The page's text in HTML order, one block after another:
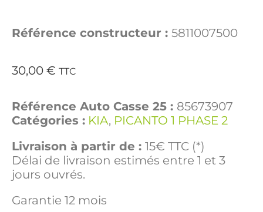
Référence constructeur : 5811007500
30,00 € TTC
Référence Auto Casse 25 : 85673907
Catégories : KIA, PICANTO 1 PHASE 2
Livraison à partir de : 15€ TTC (*)
Délai de livraison estimés entre 1 et 3
jours ouvrés.
Garantie 12 mois